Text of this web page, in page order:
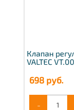
Клапан
VALTEC
698 руб.
-